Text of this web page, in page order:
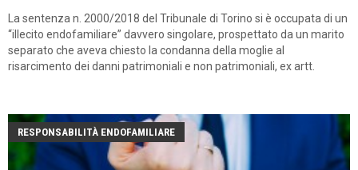
La sentenza n. 2000/2018 del Tribunale di Torino si è occupata di un
“illecito endofamiliare” davvero singolare, prospettato da un marito
separato che aveva chiesto la condanna della moglie al
risarcimento dei danni patrimoniali e non patrimoniali, ex artt.
RESPONSABILITÀ ENDOFAMILIARE